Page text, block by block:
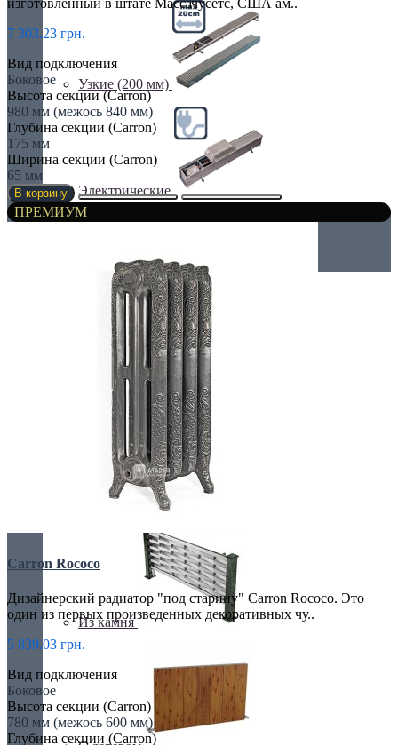
Узкие (200 мм)
Электрические
Retro стиль
В тренде
Из камня
изготовленный в штате Массачусетс, США ам..
7 303.23 грн.
Вид подключения
Боковое
Высота секции (Carron)
980 мм (межось 840 мм)
Глубина секции (Carron)
175 мм
Ширина секции (Carron)
65 мм
В корзину
ПРЕМИУМ
Carron Rococo
Дизайнерский радиатор "под старину" Carron Rococo. Это
один из первых произведенных декоративных чу..
5 839.03 грн.
Вид подключения
Боковое
Высота секции (Carron)
780 мм (межось 600 мм)
Глубина секции (Carron)